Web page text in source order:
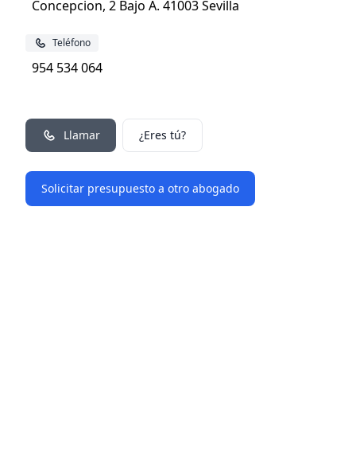
Concepcion, 2 Bajo A. 41003 Sevilla
Teléfono
954 534 064
Llamar ¿Eres tú?
Solicitar presupuesto a otro abogado